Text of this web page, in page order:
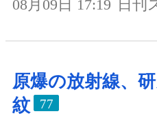
08月09日 17:19 日刊
原爆の放射線、
紋
77